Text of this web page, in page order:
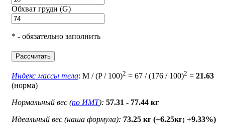
Обхват груди (G)
* - обязательно заполнить
Рассчитать
Индекс массы тела: M / (P / 100)2 = 67 / (176 / 100)2 = 21.63
(норма)
Нормальный вес (по ИМТ): 57.31 - 77.44 кг
Идеальный вес (наша формула): 73.25 кг (+6.25кг; +9.33%)